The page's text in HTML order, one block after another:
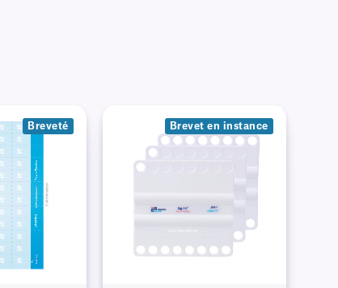
Breveté Brevet en instance